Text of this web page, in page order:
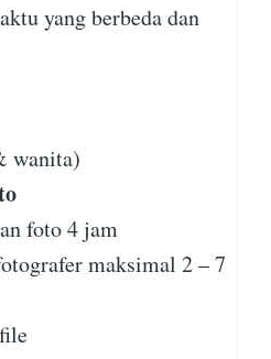
yang berbeda dan
wanita)
foto 4 jam
maksimal 2 – 7